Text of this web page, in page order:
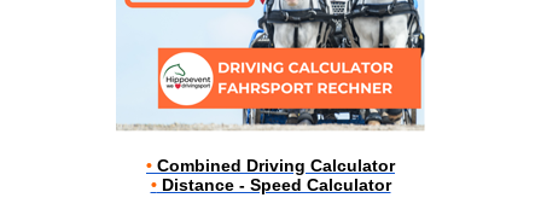
• Combined Driving Calculator
•Distance - Speed Calculator